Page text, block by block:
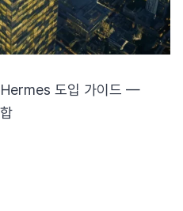
Hermes 도입 가이드 —